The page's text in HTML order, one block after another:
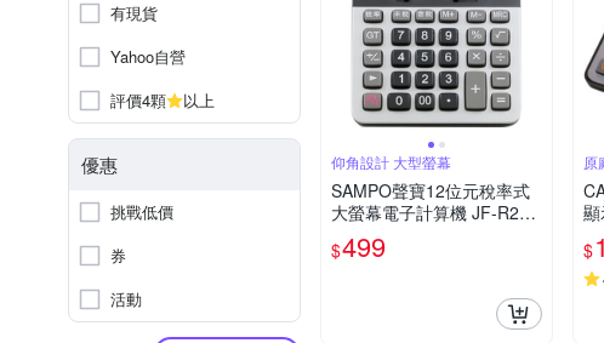
有現貨
Yahoo自營
評價4顆
以上
優惠
挑戰低價
券
活動
仰角設計 大型螢幕
SAMPO聲寶12位元稅率式
大螢幕電子計算機 JF-R220
1GL
$499
原
$